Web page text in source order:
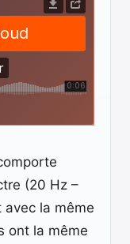
(20 Hz –
la même
ont la même